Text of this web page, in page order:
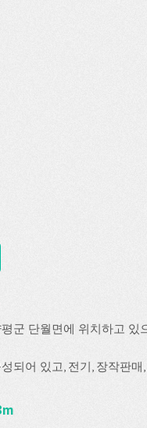
군 단월면에 위치하고
되어 있고, 전기, 장작판